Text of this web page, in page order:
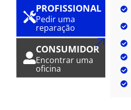
PROFISSIONAL
Pedir uma
reparação
CONSUMIDOR
Encontrar uma
oficina